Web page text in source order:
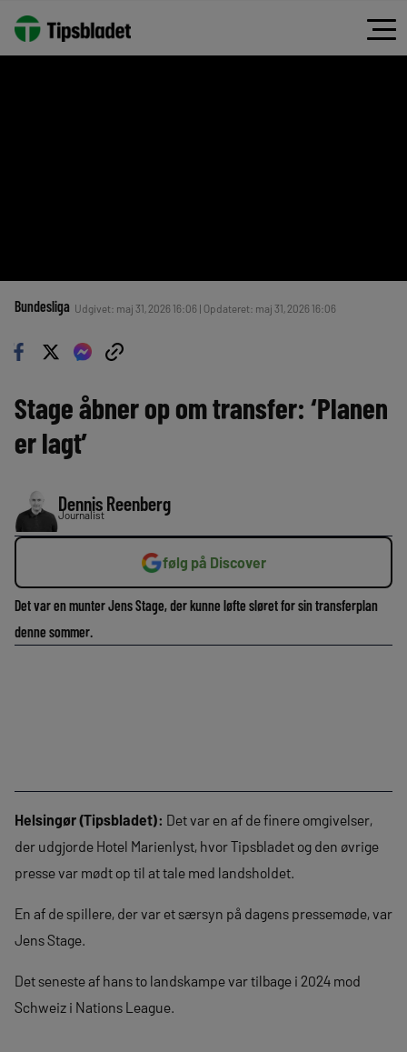
Bundesliga Udgivet: maj 31, 2026 16:06 | Opdateret: maj 31, 2026 16:06
Stage åbner op om transfer: ‘Planen
er lagt’
Dennis Reenberg
Journalist
følg på Discover
Det var en munter Jens Stage, der kunne løfte sløret for sin transferplan
denne sommer.
Helsingør (Tipsbladet): Det var en af de finere omgivelser,
der udgjorde Hotel Marienlyst, hvor Tipsbladet og den øvrige
presse var mødt op til at tale med landsholdet.
En af de spillere, der var et særsyn på dagens pressemøde, var
Jens Stage.
Det seneste af hans to landskampe var tilbage i 2024 mod
Schweiz i Nations League.